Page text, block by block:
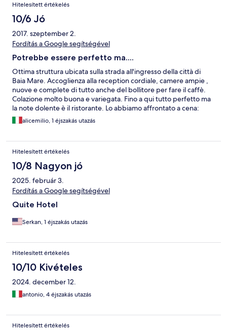
Hitelesített értékelés
10/6 Jó
2017. szeptember 2.
Fordítás a Google segítségével
Potrebbe essere perfetto ma....
Ottima struttura ubicata sulla strada all'ingresso della città di
Baia Mare. Accoglienza alla reception cordiale, camere ampie ,
nuove e complete di tutto anche del bollitore per fare il caffè.
Colazione molto buona e variegata. Fino a qui tutto perfetto ma
la note dolente è il ristorante. Lo abbiamo affrontato a cena:
ordinato 3 semplici piatti di carne alle 20:00...bene ci sono stati
portati in tavola alle 21:32 ben dopo un'ora e mezza d'attesa!
solo noi 3. Nessuno che si è scusato, in più un piatto era
salatissimo, un altro freddo....sembra che hotel e ristorante, pur
essendo assieme, siano due entità distinte. NON VARCATE
QUELLA PORTA (naturalmente quella del ristorante)
alicemilio, 1 éjszakás utazás
Hitelesített értékelés
10/8 Nagyon jó
2025. február 3.
Fordítás a Google segítségével
Quite Hotel
Serkan, 1 éjszakás utazás
Hitelesített értékelés
10/10 Kivételes
2024. december 12.
antonio, 4 éjszakás utazás
Hitelesített értékelés